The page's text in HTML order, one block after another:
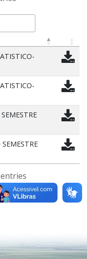
Next